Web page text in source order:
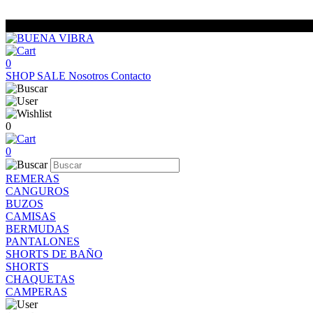
0
SHOP SALE Nosotros Contacto
0
0
REMERAS
CANGUROS
BUZOS
CAMISAS
BERMUDAS
PANTALONES
SHORTS DE BAÑO
SHORTS
CHAQUETAS
CAMPERAS